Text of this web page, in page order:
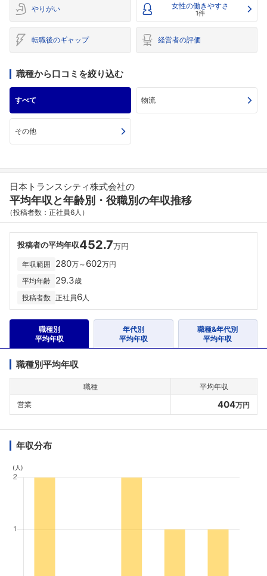
やりがい 女性の働きやすさ
1件
転職後のギャップ 経営者の評価
職種から口コミを絞り込む
すべて 物流
その他
日本トランスシティ株式会社の
平均年収と年齢別・役職別の年収推移
（投稿者数：正社員6人）
投稿者の平均年収452.7万円
年収範囲 280万～ 602万円
平均年齢 29.3歳
投稿者数 正社員6人
職種別
平均年収
年代別
平均年収
職種&年代別
平均年収
職種別平均年収
職種
平均年収
営業
404万円
年収分布
(人)